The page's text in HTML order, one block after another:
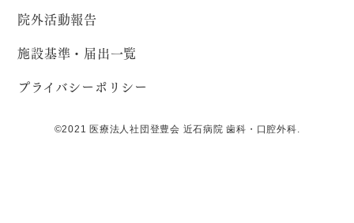
院外活動報告
施設基準・届出一覧
プライバシーポリシー
©2021 医療法人社団登豊会 近石病院 歯科・口腔外科.